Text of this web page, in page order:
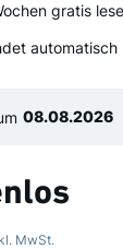
gratis
automatisch
MwSt.